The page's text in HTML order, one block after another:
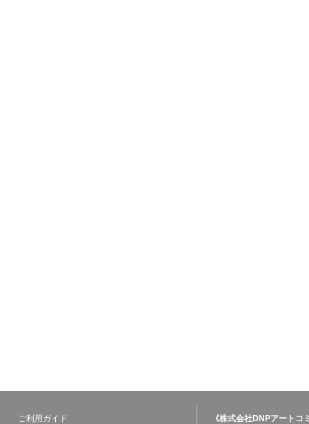
ご利用ガイド
《株式会社DNPアート